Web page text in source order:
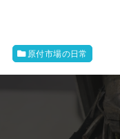
原付市場の日常